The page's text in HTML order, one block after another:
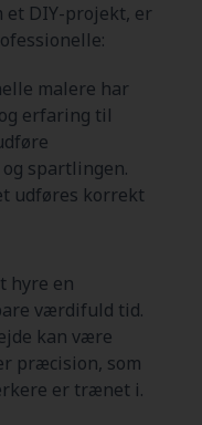
et DIY-projekt, er
malere har
erfaring til
spartlingen.
udføres korrekt
hyre en
værdifuld tid.
kan være
præcision, som
er trænet i.